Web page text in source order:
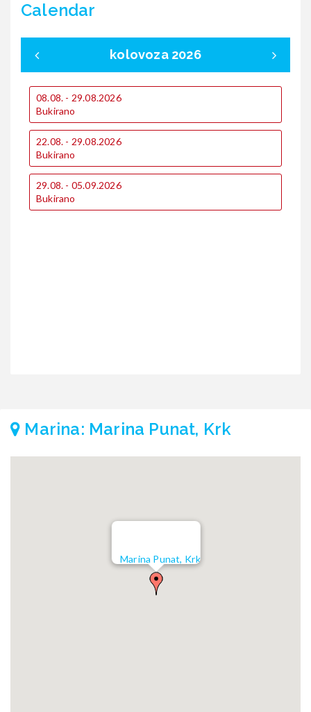
Calendar
kolovoza 2026
08.08. - 29.08.2026
Bukirano
22.08. - 29.08.2026
Bukirano
29.08. - 05.09.2026
Bukirano
Marina: Marina Punat, Krk
Marina Punat, Krk